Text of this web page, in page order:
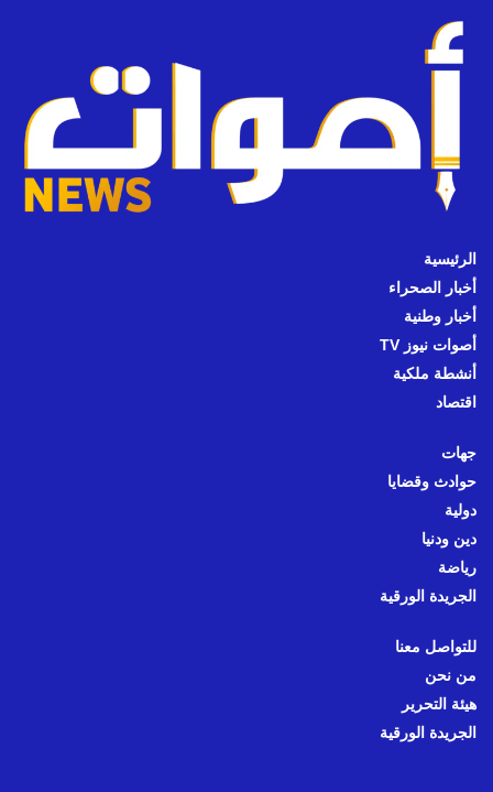
الرئيسية
أخبار الصحراء
أخبار وطنية
أصوات نيوز TV
أنشطة ملكية
اقتصاد
جهات
حوادث وقضايا
دولية
دين ودنيا
رياضة
الجريدة الورقية
للتواصل معنا
من نحن
هيئة التحرير
الجريدة الورقية